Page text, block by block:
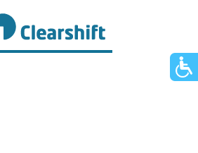
פתח
תפריט
נגישות
תוכן
מרכזי